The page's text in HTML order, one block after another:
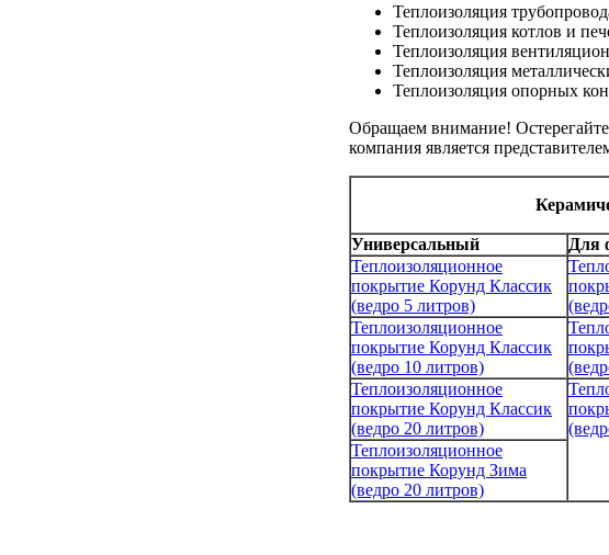
Теплоизоляция
Теплоизоляция котлов и
Теплоизоляция
Теплоизоляция
Теплоизоляция опорных
Обращаем внимание!
компания является
Универсальный
Для
Теплоизоляционное
покрытие Корунд Классик
(ведро 5 литров)
Теплоизоляционное
покрытие Корунд Классик
(ведро 10 литров)
Теплоизоляционное
покрытие Корунд Классик
(ведро 20 литров)
Теплоизоляционное
покрытие Корунд Зима
(ведро 20 литров)